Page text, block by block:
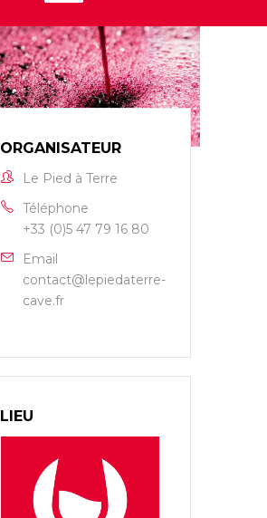
ORGANISATEUR
Le Pied à Terre
Téléphone
+33 (0)5 47 79 16 80
Email
contact@lepiedaterre-
cave.fr
LIEU